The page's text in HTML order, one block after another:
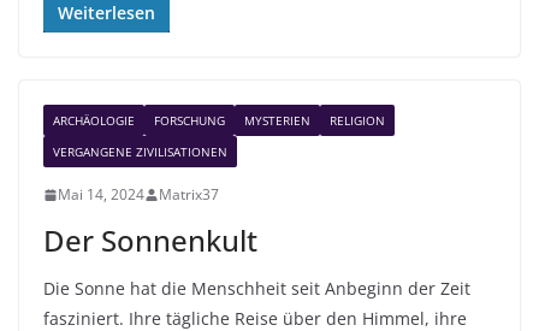
Weiterlesen
ARCHÄOLOGIE FORSCHUNG MYSTERIEN
RELIGION
VERGANGENE ZIVILISATIONEN
Mai 14, 2024 Matrix37
Der Sonnenkult
Die Sonne hat die Menschheit seit Anbeginn der Zeit
fasziniert. Ihre tägliche Reise über den Himmel, ihre